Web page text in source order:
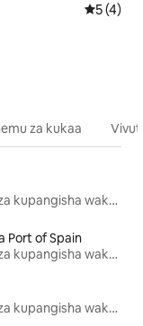
5 (4)
za kukaa
Nyumba za kupangisha wakati wa likizo
Port of Spain
Nyumba za kupangisha wakati wa likizo
Nyumba za kupangisha wakati wa likizo